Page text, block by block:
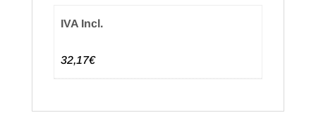
IVA Incl.
32,17€